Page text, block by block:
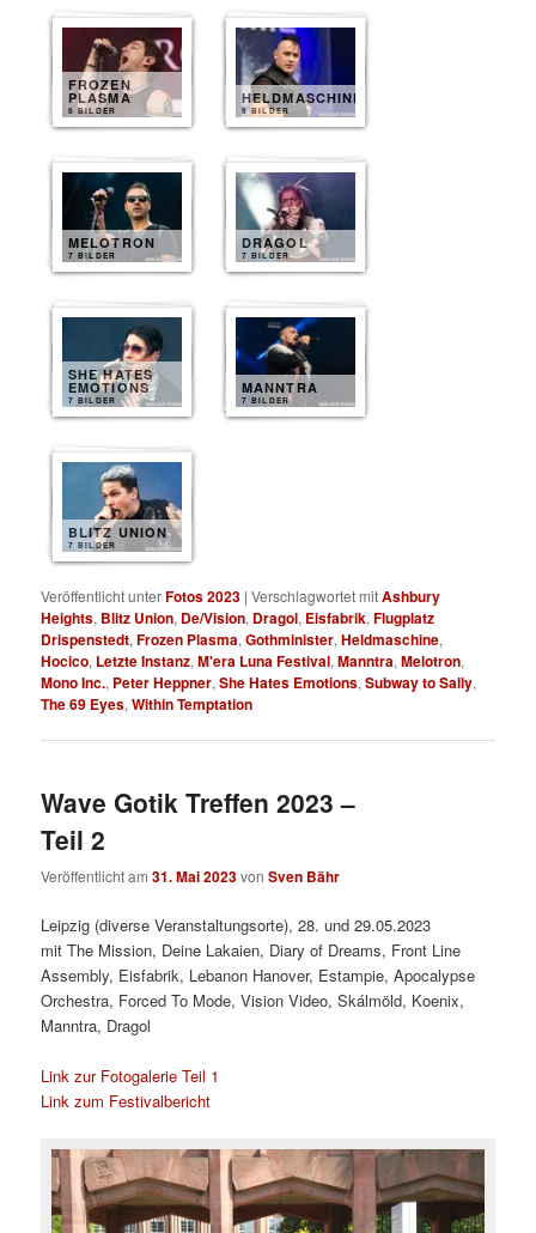
FROZEN
PLASMA
8 BILDER
HELDMASCHINE
8 BILDER
MELOTRON
7 BILDER
DRAGOL
7 BILDER
SHE HATES
EMOTIONS
7 BILDER
MANNTRA
7 BILDER
BLITZ UNION
7 BILDER
Veröffentlicht unterFotos 2023 |Verschlagwortet mitAshbury
Heights, Blitz Union, De/Vision, Dragol, Eisfabrik,Flugplatz
Drispenstedt,Frozen Plasma,Gothminister,Heldmaschine,
Hocico, Letzte Instanz,M'era Luna Festival,Manntra,Melotron,
Mono Inc., Peter Heppner,She Hates Emotions,Subway to Sally,
The 69 Eyes,Within Temptation
Wave Gotik Treffen 2023 –
Teil 2
Veröffentlicht am31. Mai 2023vonSven Bähr
Leipzig (diverse Veranstaltungsorte), 28. und 29.05.2023
mit The Mission, Deine Lakaien, Diary of Dreams, Front Line
Assembly, Eisfabrik, Lebanon Hanover, Estampie, Apocalypse
Orchestra, Forced To Mode, Vision Video, Skálmöld, Koenix,
Manntra, Dragol
Link zur Fotogalerie Teil 1
Link zum Festivalbericht